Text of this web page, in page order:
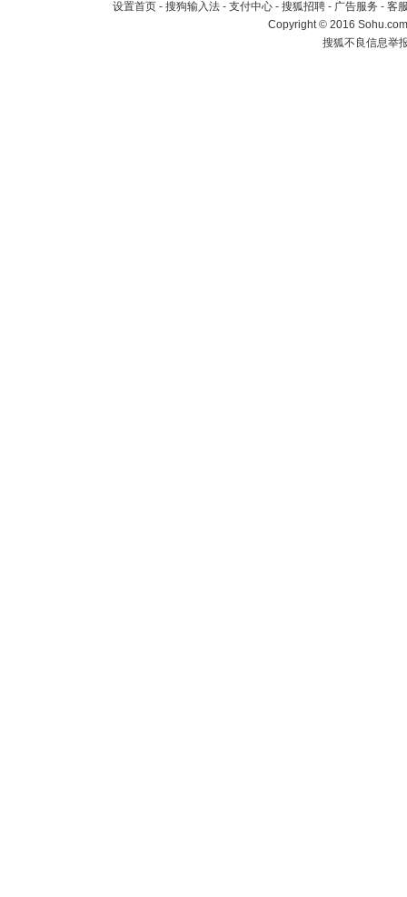
设置首页 - 搜狗输入法 - 支付中心 - 搜狐招聘 - 广告服务 - 客
Copyright©2016
搜狐不良信息举